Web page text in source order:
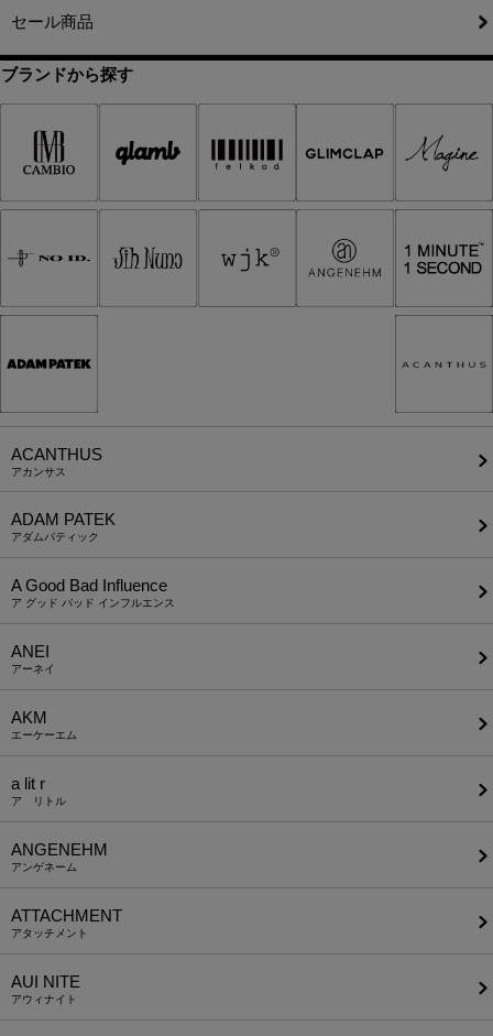
セール商品
ブランドから探す
ACANTHUS
アカンサス
ADAM PATEK
アダムパティック
A Good Bad Influence
ア グッド バッド インフルエンス
ANEI
アーネイ
AKM
エーケーエム
a lit r
ア リトル
ANGENEHM
アンゲネーム
ATTACHMENT
アタッチメント
AUI NITE
アウィナイト